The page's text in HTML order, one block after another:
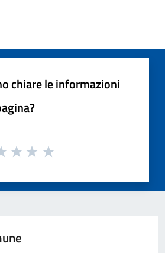
chiare le informazioni